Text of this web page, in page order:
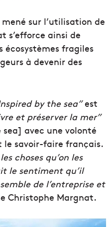
sur l’utilisation de
s’efforce ainsi de
écosystèmes fragiles
à devenir des
by the sea”est
et préserver la mer”
avec une volonté
savoir-faire français.
choses qu’on les
le sentiment qu’il
de l’entreprise et
Christophe Margnat.